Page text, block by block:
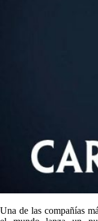
Una de las compañías